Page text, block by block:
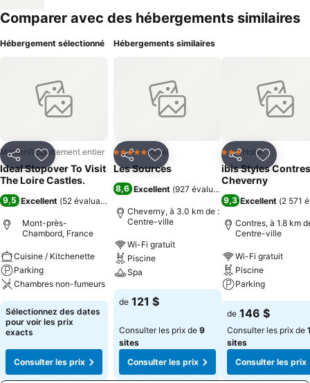
Comparer avec des hébergements similaires
Hébergement sélectionné
PartagerAjouter à mes favoris
Maison/appartement entier
Ideal Stopover To Visit
The Loire Castles.
9,5 Excellent (52 évaluations
Mont-près-
Chambord, France
Cuisine / Kitchenette
Parking
Chambres non-fumeurs
Sélectionnez des dates
pour voir les prix
exacts
Consulter les prix
Hébergements similaires
PartagerAjouter à mes favoris
5 Étoiles Hotel
Les Sources
8,6 Excellent (927 évaluations
Cheverny, à 3.0 km de :
Centre-ville
Wi-Fi gratuit
Piscine
Spa
de 121 $
Consulter les prix de 9
sites
Consulter les prix
PartagerAjouter
3 ÉtoilesHotel
ibis Styles Contres
Cheverny
9,3 Excellent (2 571
Contres, à 1.8 km
Centre-ville
Wi-Fi gratuit
Piscine
Parking
de 146 $
Consulter les prix de
sites
Consulter les prix